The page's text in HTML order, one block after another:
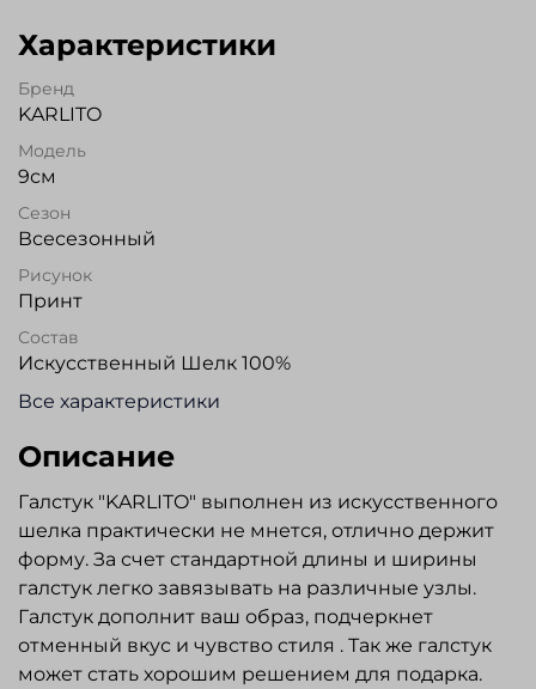
Характеристики
Бренд
KARLITO
Модель
9см
Сезон
Всесезонный
Рисунок
Принт
Состав
Искусственный Шелк 100%
Все характеристики
Описание
Галстук "KARLITO" выполнен из искусственного
шелка практически не мнется, отлично держит
форму. За счет стандартной длины и ширины
галстук легко завязывать на различные узлы.
Галстук дополнит ваш образ, подчеркнет
отменный вкус и чувство стиля . Так же галстук
может стать хорошим решением для подарка.